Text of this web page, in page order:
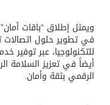
ويمثل إطلاق “باقات
في تطوير حلول اتصالات
للتكنولوجيا، عبر توفير
أيضاً في تعزيز السلامة
الرقمي بثقة وأمان.